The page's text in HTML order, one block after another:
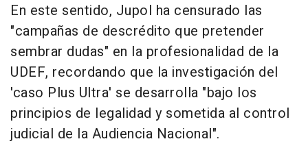
En este sentido, Jupol ha censurado las
"campañas de descrédito que pretender
sembrar dudas" en la profesionalidad de la
UDEF, recordando que la investigación del
'caso Plus Ultra' se desarrolla "bajo los
principios de legalidad y sometida al control
judicial de la Audiencia Nacional".